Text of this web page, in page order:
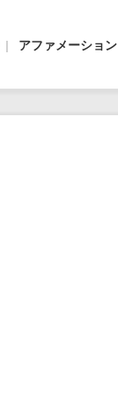
アファメーション